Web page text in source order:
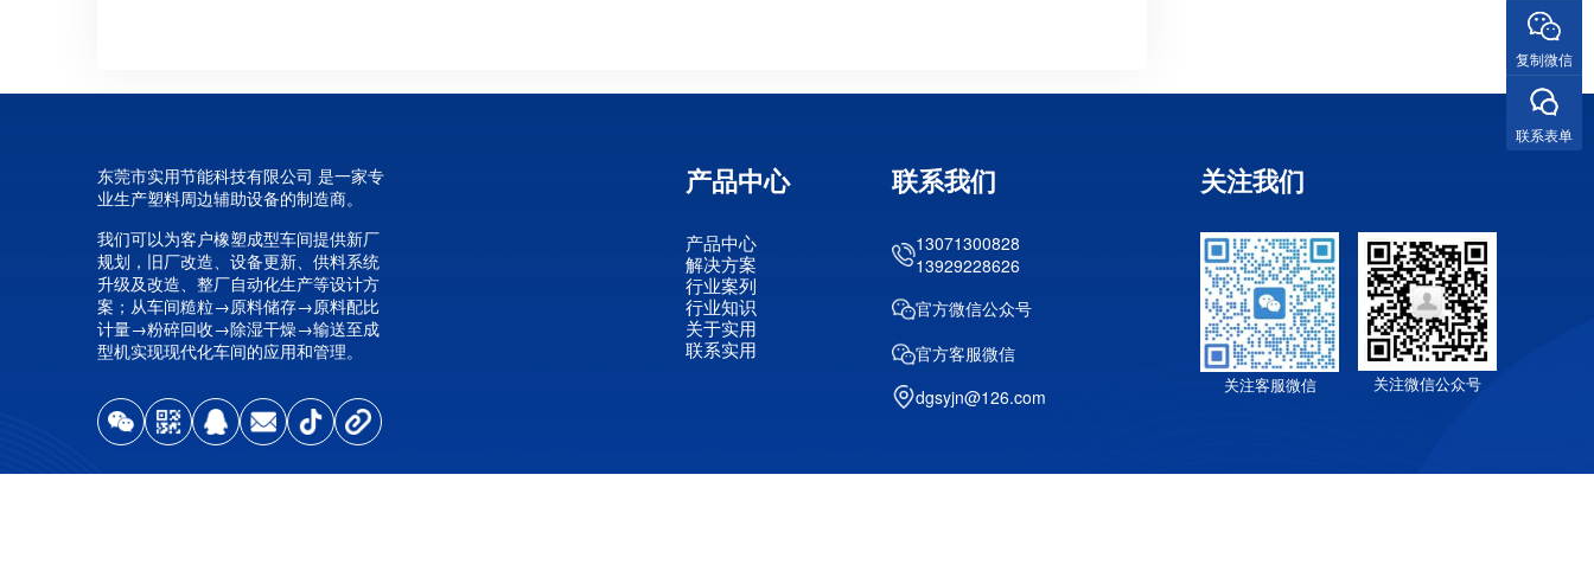
东莞市实用节能科技有限公司 是一家专
业生产塑料周边辅助设备的制造商。
我们可以为客户橡塑成型车间提供新厂
规划，旧厂改造、设备更新、供料系统
升级及改造、整厂自动化生产等设计方
案；从车间糙粒→原料储存→原料配比
计量→粉碎回收→除湿干燥→输送至成
型机实现现代化车间的应用和管理。
产品中心
产品中心
解决方案
行业案列
行业知识
关于实用
联系实用
联系我们
13071300828
13929228626
官方微信公众号
官方客服微信
dgsyjn@126.com
关注我们
关注客服微信 关注微信公众号
复制微信
联系表单